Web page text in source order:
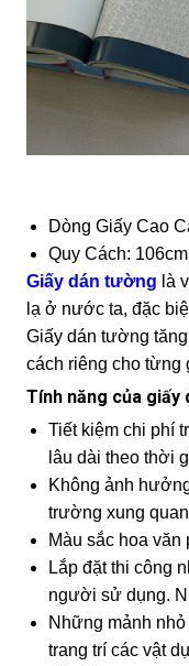
Dòng Giấy Cao
Quy Cách:
Giấy dán tường là
lạ ở nước ta, đặc
Giấy dán tường
cách riêng cho từng
Tính năng của giấy
Tiết kiệm chi phí
lâu dài theo thời
Không ảnh
trường xung
Màu sắc hoa văn
Lắp đặt thi công
người sử dụng.
Những mảnh
trang trí các vật